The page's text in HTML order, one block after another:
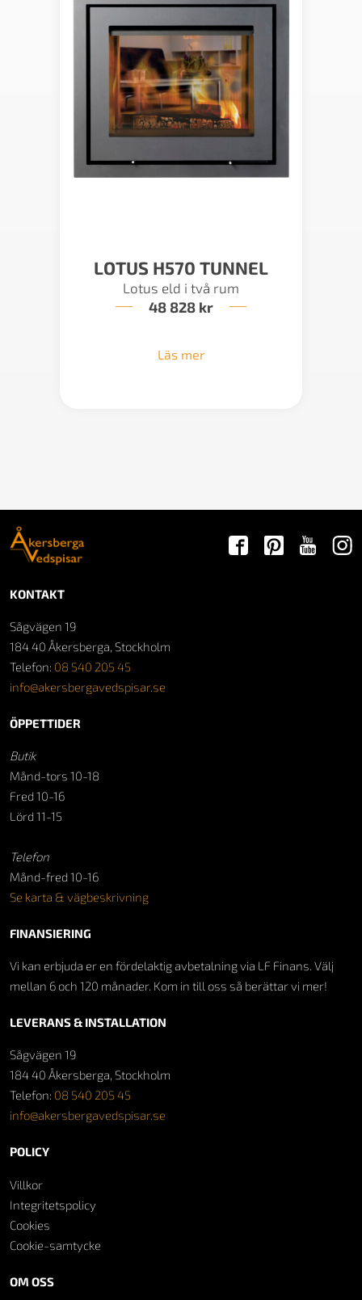
LOTUS H570 TUNNEL
Lotus eld i två rum
48 828 kr
Läs mer
OM OSS
KONTAKT
Sågvägen 19
184 40 Åkersberga, Stockholm
Telefon: 08 540 205 45
info@akersbergavedspisar.se
ÖPPETTIDER
Butik
Månd-tors 10-18
Fred 10-16
Lörd 11-15
Telefon
Månd-fred 10-16
Se karta & vägbeskrivning
FINANSIERING
Vi kan erbjuda er en fördelaktig avbetalning via LF Finans. Välj
mellan 6 och 120 månader. Kom in till oss så berättar vi mer!
LEVERANS & INSTALLATION
Sågvägen 19
184 40 Åkersberga, Stockholm
Telefon: 08 540 205 45
info@akersbergavedspisar.se
POLICY
Villkor
Integritetspolicy
Cookies
Cookie-samtycke